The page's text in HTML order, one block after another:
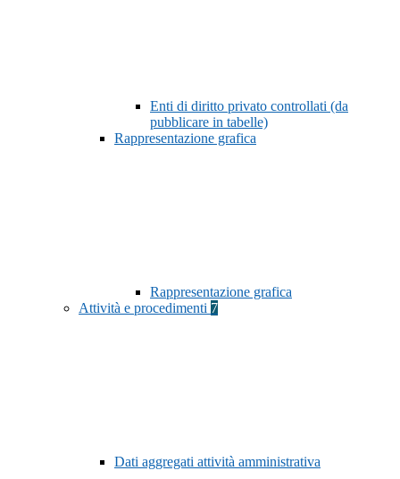
Enti di diritto privato controllati (da
pubblicare in tabelle)
Rappresentazione grafica
Rappresentazione grafica
Attività e procedimenti 7
Dati aggregati attività amministrativa